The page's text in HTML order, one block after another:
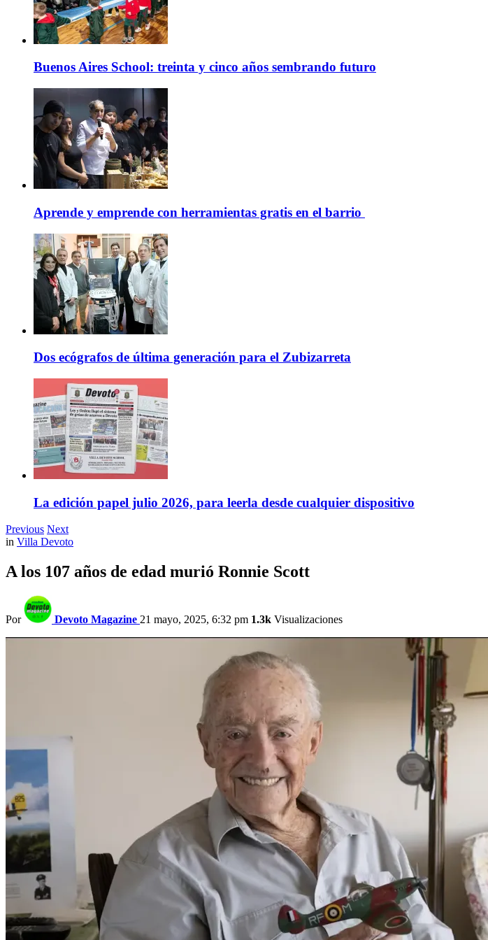
Buenos Aires School: treinta y cinco años sembrando futuro
Aprende y emprende con herramientas gratis en el barrio
Dos ecógrafos de última generación para el Zubizarreta
La edición papel julio 2026, para leerla desde cualquier dispositivo
Previous Next
in Villa Devoto
A los 107 años de edad murió Ronnie Scott
Por Devoto Magazine 21 mayo, 2025, 6:32 pm 1.3k Visualizaciones